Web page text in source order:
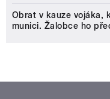
Obrat v kauze vojáka,
munici. Žalobce ho